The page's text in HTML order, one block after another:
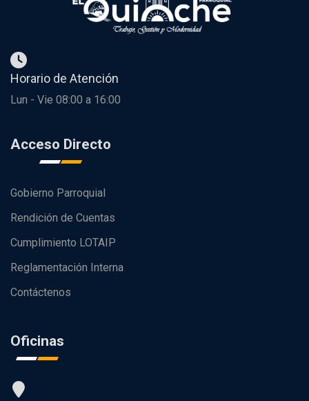
Horario de Atención
Lun - Vie 08:00 a 16:00
Acceso Directo
Gobierno Parroquial
Rendición de Cuentas
Cumplimiento LOTAIP
Reglamentación Interna
Contáctenos
Oficinas